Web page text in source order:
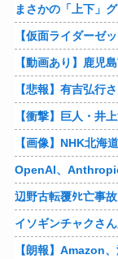
【衝撃】巨人・井
イソギンチャクさ